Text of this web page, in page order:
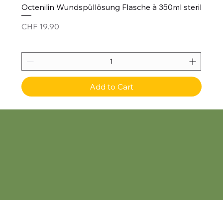
Octenilin Wundspüllösung Flasche à 350ml steril
Price
CHF 19.90
Add to Cart